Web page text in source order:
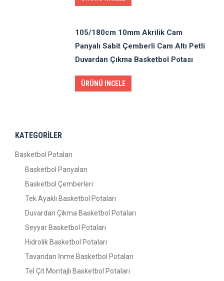
105/180cm 10mm Akrilik Cam
Panyalı Sabit Çemberli Cam Altı Petli
Duvardan Çıkma Basketbol Potası
ÜRÜNÜ İNCELE
KATEGORİLER
Basketbol Potaları
Basketbol Panyaları
Basketbol Çemberleri
Tek Ayaklı Basketbol Potaları
Duvardan Çıkma Basketbol Potaları
Seyyar Basketbol Potaları
Hidrolik Basketbol Potaları
Tavandan İnme Basketbol Potaları
Tel Çit Montajlı Basketbol Potaları